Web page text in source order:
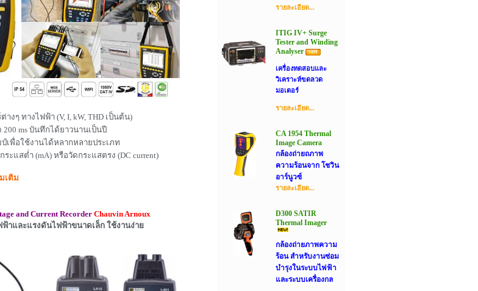
งๆ ทางไฟฟ้า (V, I, kW, THD เป็นต้น)
ms บันทึกได้ยาวนานเป็นปี
เพื่อใช้งานได้หลากหลายประเภท
ะแสต่ำ (mA) หรือวัดกระแสตรง (DC current)
เติม
and Current Recorder Chauvin Arnoux
าและแรงดันไฟฟ้าขนาดเล็ก ใช้งานง่าย
รายละเอียด...
ITIG IV+ Surge
Tester and Winding
Analyser
เครื่องทดสอบและ
วิเคราะห์ขดลวด
มอเตอร์
รายละเอียด...
CA 1954 Thermal
Image Camera
กล้องถ่ายถภาพ
ความร้อนจาก โชวิน
อาร์นูวซ์
รายละเอียด...
D300 SATIR
Thermal Imager
กล้องถ่ายภาพความ
ร้อน สำหรับงานซ่อม
บำรุงในระบบไฟฟ้า
และระบบเครื่องกล